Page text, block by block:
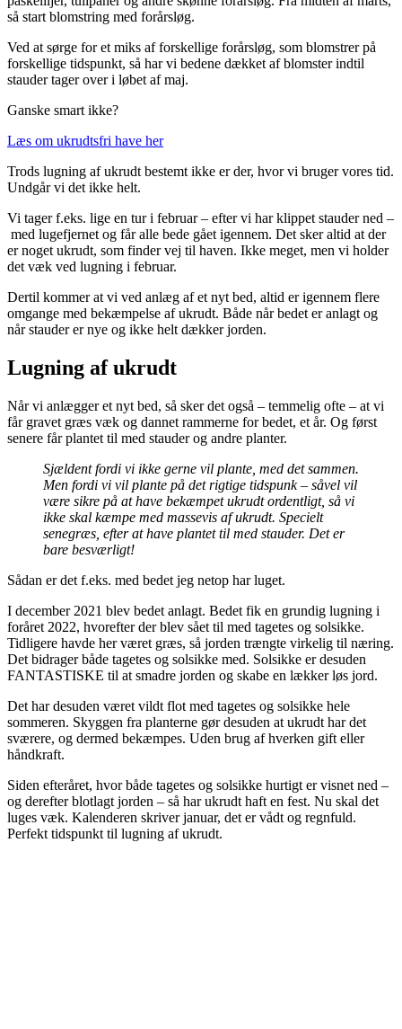
så start blomstring med forårsløg.
Ved at sørge for et miks af forskellige forårsløg, som blomstrer på
forskellige tidspunkt, så har vi bedene dækket af blomster indtil
stauder tager over i løbet af maj.
Ganske smart ikke?
Læs om ukrudtsfri have her
Trods lugning af ukrudt bestemt ikke er der, hvor vi bruger vores tid.
Undgår vi det ikke helt.
Vi tager f.eks. lige en tur i februar – efter vi har klippet stauder ned –
med lugefjernet og får alle bede gået igennem. Det sker altid at der
er noget ukrudt, som finder vej til haven. Ikke meget, men vi holder
det væk ved lugning i februar.
Dertil kommer at vi ved anlæg af et nyt bed, altid er igennem flere
omgange med bekæmpelse af ukrudt. Både når bedet er anlagt og
når stauder er nye og ikke helt dækker jorden.
Lugning af ukrudt
Når vi anlægger et nyt bed, så sker det også – temmelig ofte – at vi
får gravet græs væk og dannet rammerne for bedet, et år. Og først
senere får plantet til med stauder og andre planter.
Sjældent fordi vi ikke gerne vil plante, med det sammen.
Men fordi vi vil plante på det rigtige tidspunk – såvel vil
være sikre på at have bekæmpet ukrudt ordentligt, så vi
ikke skal kæmpe med massevis af ukrudt. Specielt
senegræs, efter at have plantet til med stauder. Det er
bare besværligt!
Sådan er det f.eks. med bedet jeg netop har luget.
I december 2021 blev bedet anlagt. Bedet fik en grundig lugning i
foråret 2022, hvorefter der blev sået til med tagetes og solsikke.
Tidligere havde her været græs, så jorden trængte virkelig til næring.
Det bidrager både tagetes og solsikke med. Solsikke er desuden
FANTASTISKE til at smadre jorden og skabe en lækker løs jord.
Det har desuden været vildt flot med tagetes og solsikke hele
sommeren. Skyggen fra planterne gør desuden at ukrudt har det
sværere, og dermed bekæmpes. Uden brug af hverken gift eller
håndkraft.
Siden efteråret, hvor både tagetes og solsikke hurtigt er visnet ned –
og derefter blotlagt jorden – så har ukrudt haft en fest. Nu skal det
luges væk. Kalenderen skriver januar, det er vådt og regnfuld.
Perfekt tidspunkt til lugning af ukrudt.